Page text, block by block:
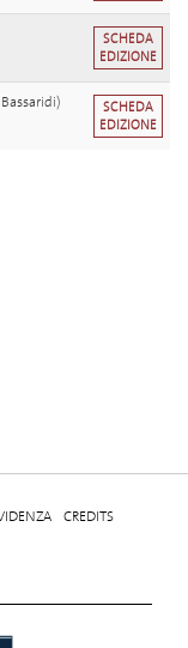
SCHEDA
EDIZIONE
SCHEDA
EDIZIONE
CREDITS